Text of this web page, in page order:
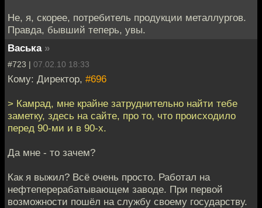
Не, я, скорее, потребитель продукции металлургов.
Правда, бывший теперь, увы.
Васька »
#723 | 07.02.10 18:33
Кому: Директор, #696
> Камрад, мне крайне затруднительно найти тебе
заметку, здесь на сайте, про то, что происходило
перед 90-ми и в 90-х.
Да мне - то зачем?
Как я выжил? Всё очень просто. Работал на
нефтеперерабатывающем заводе. При первой
возможности пошёл на службу своему государству.